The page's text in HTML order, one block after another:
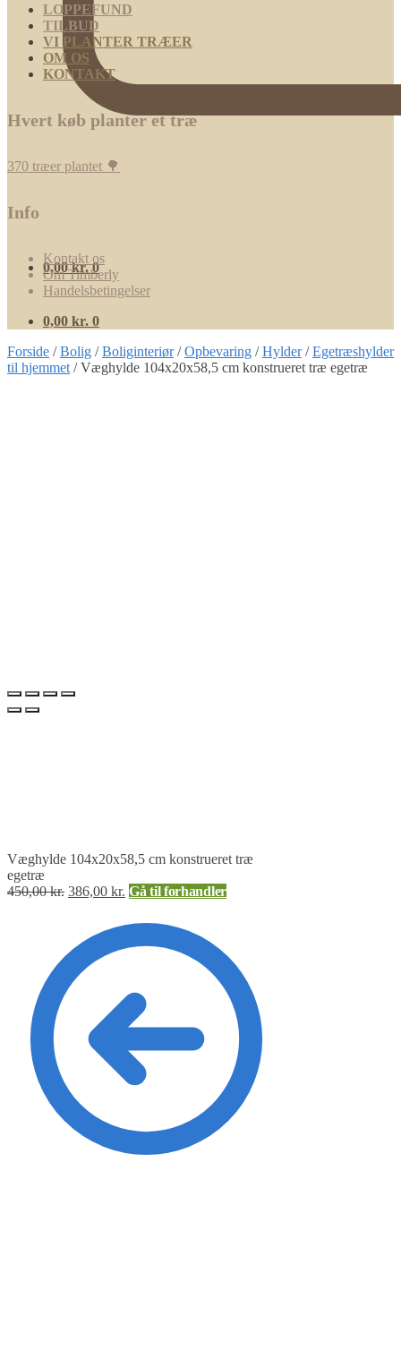
0,00kr. 0
LOPPEFUND
TILBUD
VI PLANTER TRÆER
OM OS
KONTAKT
Hvert køb planter et træ
370 træer plantet 🌳
Info
Kontakt os
Om Timberly
Handelsbetingelser
0,00 kr. 0
Forside /Bolig /Boliginteriør/Opbevaring /Hylder/Egetræshylder
til hjemmet /Væghylde 104x20x58,5 cm konstrueret træ egetræ
Væghylde 104x20x58,5 cm konstrueret træ
egetræ
450,00kr. 386,00 kr. Gå til forhandler